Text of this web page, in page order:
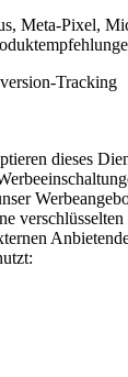
Meta-Pixel,
Tracking
dieses